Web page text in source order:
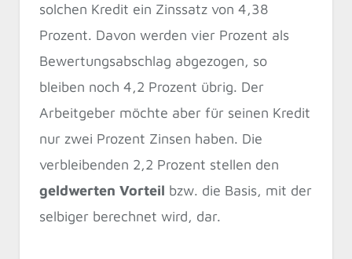
solchen Kredit ein Zinssatz von 4,38
Prozent. Davon werden vier Prozent als
Bewertungsabschlag abgezogen, so
bleiben noch 4,2 Prozent übrig. Der
Arbeitgeber möchte aber für seinen Kredit
nur zwei Prozent Zinsen haben. Die
verbleibenden 2,2 Prozent stellen den
geldwerten Vorteil bzw. die Basis, mit der
selbiger berechnet wird, dar.